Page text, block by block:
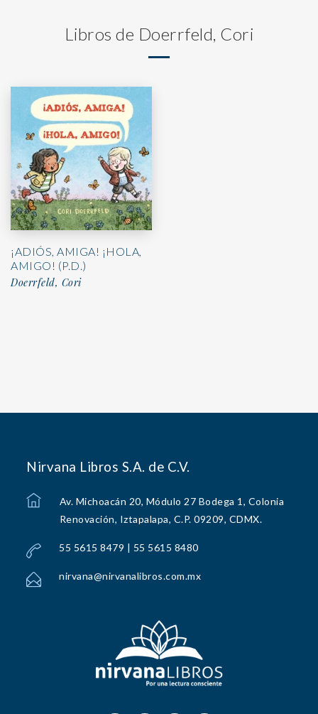
Libros de Doerrfeld, Cori
¡ADIÓS, AMIGA! ¡HOLA,
AMIGO! (P.D.)
Doerrfeld, Cori
Nirvana Libros S.A. de C.V.
Av. Michoacán 20, Módulo 27 Bodega 1, Colonia
Renovación, Iztapalapa, C.P. 09209, CDMX.
55 5615 8479 | 55 5615 8480
nirvana@nirvanalibros.com.mx